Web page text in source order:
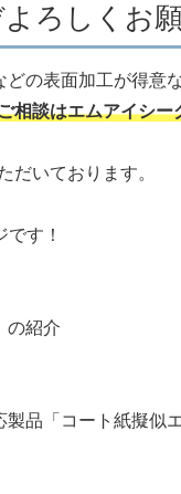
ろしくお
の表面加工が得意
相談はエムアイシ
だいております。
す！
の紹介
品「コート紙擬似